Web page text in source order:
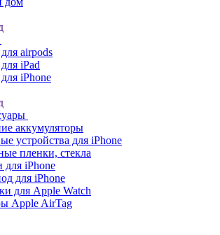
airpods
iPad
iPhone
аккумуляторы
устройства для iPhone
пленки, стекла
для iPhone
для iPhone
для Apple Watch
Apple AirTag